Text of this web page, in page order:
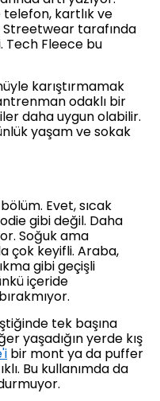
telefon, kartlık ve
tarafında
Tech Fleece bu
karıştırmamak
odaklı bir
daha uygun olabilir.
yaşam ve sokak
Evet, sıcak
gibi değil. Daha
Soğuk ama
çok keyifli. Araba,
gibi geçişli
içeride
tek başına
yaşadığın yerde kış
bir mont ya da puffer
Bu kullanımda da